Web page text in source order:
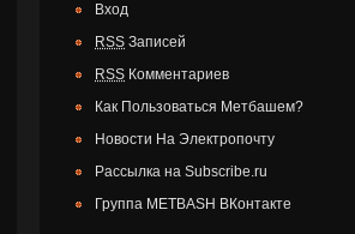
Вход
RSS Записей
RSS Комментариев
Как Пользоваться Метбашем?
Новости На Электропочту
Рассылка на Subscribe.ru
Группа METBASH ВКонтакте